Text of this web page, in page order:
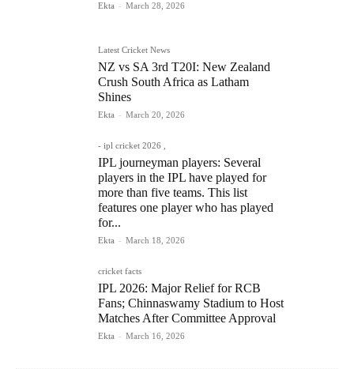
Ekta - March 28, 2026
Latest Cricket News
NZ vs SA 3rd T20I: New Zealand
Crush South Africa as Latham
Shines
Ekta - March 20, 2026
- ipl cricket 2026 ,
IPL journeyman players: Several
players in the IPL have played for
more than five teams. This list
features one player who has played
for...
Ekta - March 18, 2026
cricket facts
IPL 2026: Major Relief for RCB
Fans; Chinnaswamy Stadium to Host
Matches After Committee Approval
Ekta - March 16, 2026